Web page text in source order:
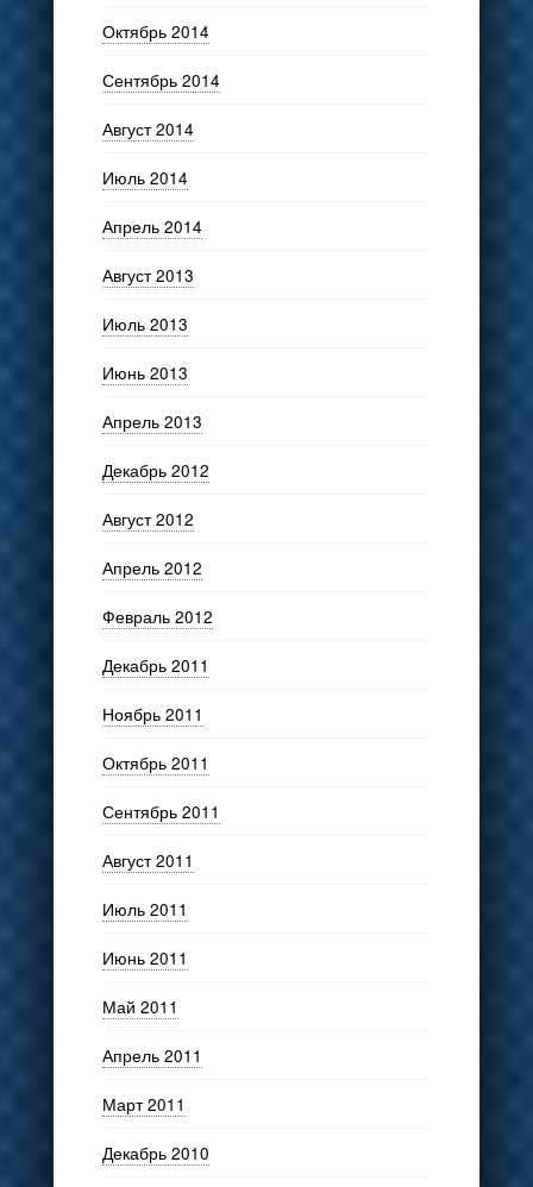
Октябрь 2014
Сентябрь 2014
Август 2014
Июль 2014
Апрель 2014
Август 2013
Июль 2013
Июнь 2013
Апрель 2013
Декабрь 2012
Август 2012
Апрель 2012
Февраль 2012
Декабрь 2011
Ноябрь 2011
Октябрь 2011
Сентябрь 2011
Август 2011
Июль 2011
Июнь 2011
Май 2011
Апрель 2011
Март 2011
Декабрь 2010